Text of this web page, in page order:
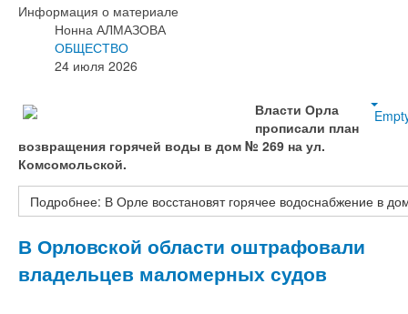
Информация о материале
Нонна АЛМАЗОВА
ОБЩЕСТВО
24 июля 2026
Власти Орла
прописали план
возвращения горячей воды в дом № 269 на ул.
Комсомольской.
Подробнее: В Орле восстановят горячее водоснабжение в
В Орловской области оштрафовали
владельцев маломерных судов